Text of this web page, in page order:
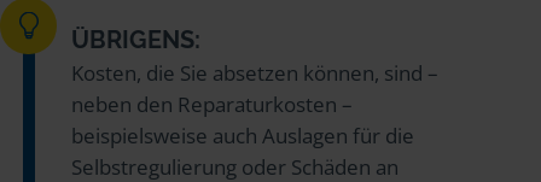
ÜBRIGENS:
Kosten, die Sie absetzen können, sind –
neben den Reparaturkosten –
beispielsweise auch Auslagen für die
Selbstregulierung oder Schäden an